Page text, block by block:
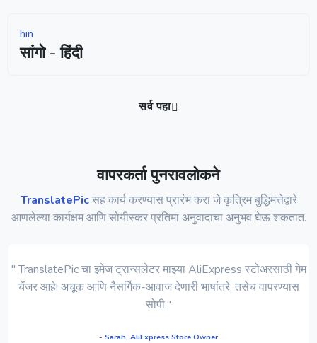
hin
सांगो - हिंदी
सर्व पहा
वापरकर्ता पुनरावलोकने
TranslatePicसह कार्य करण्यास प्रारंभ करा जे कृत्रिम बुद्धिमत्तेद्वारे
आणलेल्या कार्यक्षम आणि सोयीस्कर प्रतिमा अनुवादाचा अनुभव घेऊ शकतात.
" TranslatePic चा इमेज ट्रान्सलेटर माझ्या AliExpress स्टोअरसाठी गेम
चेंजर आहे! अचूक आणि नैसर्गिक-आवाज देणारी भाषांतरे, तसेच वापरण्यास
सोपी."
- Sarah, AliExpress Store Owner